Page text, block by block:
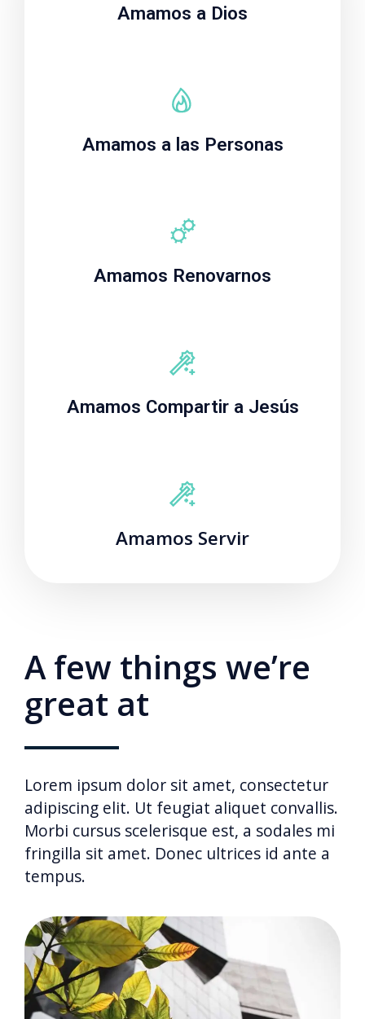
Amamos a Dios
Amamos a las Personas
Amamos Renovarnos
Amamos Compartir a Jesús
Amamos Servir
A few things we’re
great at
Lorem ipsum dolor sit amet, consectetur
adipiscing elit. Ut feugiat aliquet convallis.
Morbi cursus scelerisque est, a sodales mi
fringilla sit amet. Donec ultrices id ante a
tempus.